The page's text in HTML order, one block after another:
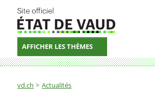
AFFICHER LES THÈMES
Fil d'Ariane
vd.ch Actualités
Un cadeau aux souverains d'Espagne